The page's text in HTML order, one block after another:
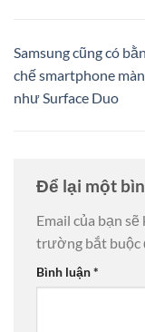
Samsung cũng có
chế smartphone
như Surface Duo
Để lại một
Email của bạn
trường bắt buộc
Bình luận*